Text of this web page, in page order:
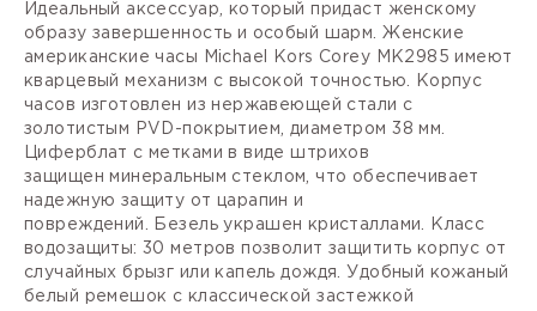
Идеальный аксессуар, который придаст женскому
образу завершенность и особый шарм. Женские
американские часы Michael Kors Corey MK2985 имеют
кварцевый механизм с высокой точностью. Корпус
часов изготовлен из нержавеющей стали с
золотистым
PVD-покрытием , диаметром 38 мм.
Циферблат с метками в виде штрихов
защищенминеральным стеклом
, что обеспечивает
надежную защиту от царапин и
повреждений.
Безель украшен кристаллами. Класс
водозащиты: 30 метров позволит защитить корпус от
случайных брызг или капель дождя. Удобный кожаный
белый ремешок с классической застежкой